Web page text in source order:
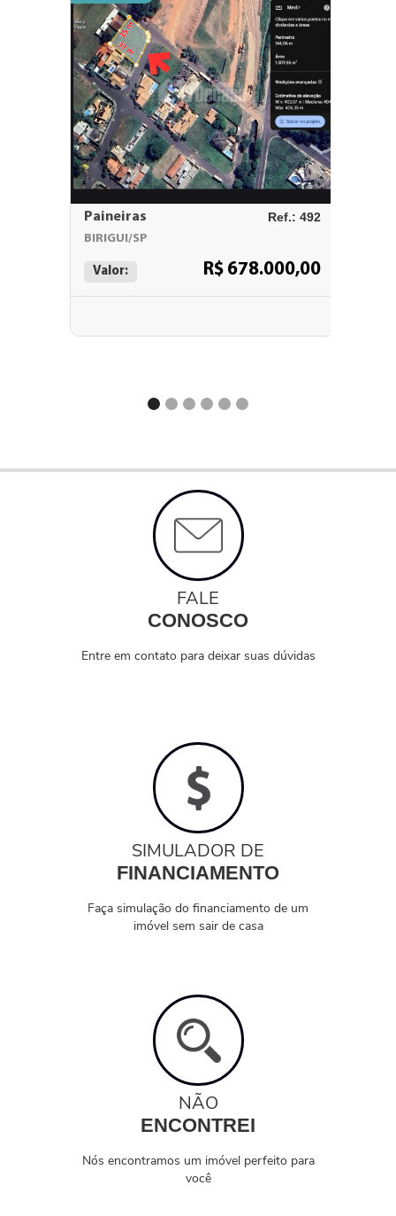
Paineiras Ref.: 492
BIRIGUI/SP
Valor: R$ 678.000,00
FALE
CONOSCO
Entre em contato para deixar suas dúvidas
SIMULADOR DE
FINANCIAMENTO
Faça simulação do financiamento de um
imóvel sem sair de casa
NÃO
ENCONTREI
Nós encontramos um imóvel perfeito para
você